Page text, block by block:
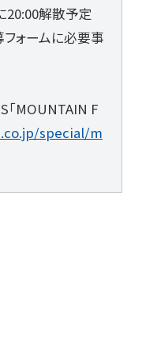
20:00解散予定
ォームに必要事
「MOUNTAIN F
special/m